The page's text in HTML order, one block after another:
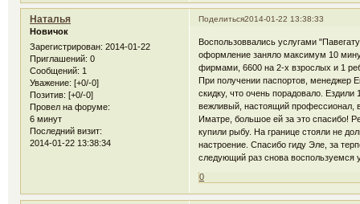
Поделиться2014-01-22 13:38:33
Наталья
Новичок
Зарегистрирован: 2014-01-22
Приглашений: 0
Сообщений: 1
Уважение: [+0/-0]
Позитив: [+0/-0]
Провел на форуме:
6 минут
Последний визит:
2014-01-22 13:38:34
Воспользоввались услугами
оформление заняло максимум 10
фирмами, 6600 на 2-х взрослых и 1
При получении паспортов, менеджер
скидку, что очень порадовало.
вежливый, настоящий профессионал,
Иматре, большое ей за это спасибо!
купили рыбу. На границе стояли не
настроение. Спасибо гиду Эле, за
следующий раз снова
0